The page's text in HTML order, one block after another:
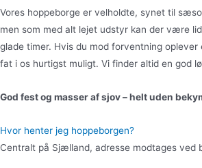
Vores hoppeborge er velholdte, synet til
men som med alt lejet udstyr kan der være
glade timer. Hvis du mod forventning oplever
fat i os hurtigst muligt. Vi finder altid en god
God fest og masser af sjov – helt uden
Hvor henter jeg hoppeborgen?
Centralt på Sjælland, adresse modtages ved